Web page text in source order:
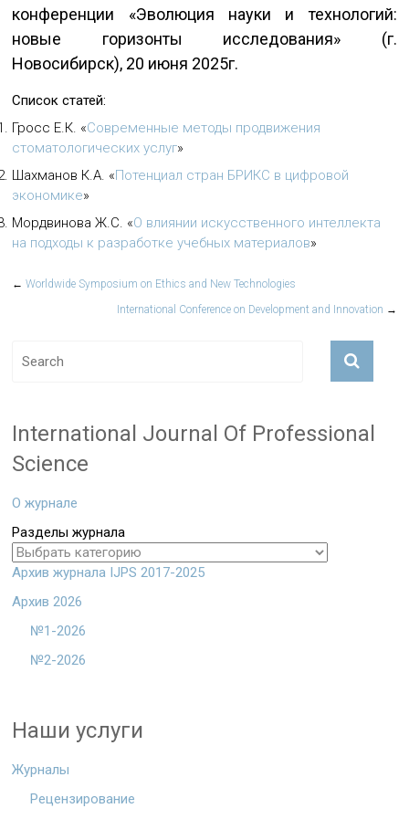
конференции «Эволюция науки и технологий:
новые горизонты исследования» (г.
Новосибирск), 20 июня 2025г.
Список статей:
Гросс Е.К. «Современные методы продвижения
стоматологических услуг»
Шахманов К.А. «Потенциал стран БРИКС в цифровой
экономике»
Мордвинова Ж.С. «О влиянии искусственного интеллекта
на подходы к разработке учебных материалов»
← Worldwide Symposium on Ethics and New Technologies
International Conference on Development and Innovation →
International Journal Of Professional
Science
О журнале
Разделы журнала
Архив журнала IJPS 2017-2025
Архив 2026
№1-2026
№2-2026
Наши услуги
Журналы
Рецензирование